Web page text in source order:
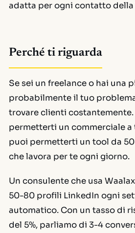
adatta per ogni contatto della
Perché ti riguarda
Se sei un freelance o hai una
probabilmente il tuo
trovare clienti
permetterti un commerciale a
puoi permetterti un tool da
che lavora per te ogni giorno.
Un consulente che usa
50-80 profili LinkedIn ogni
automatico. Con un tasso di
del 5%, parliamo di 3-4